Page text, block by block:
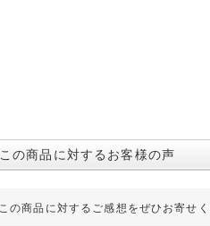
この商品に対するお客様の声
この商品に対するご感想をぜひお寄せ